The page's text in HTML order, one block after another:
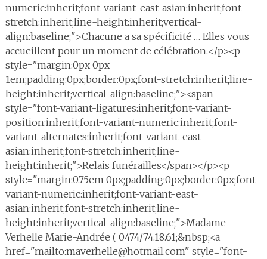
numeric:inherit;font-variant-east-asian:inherit;font-
stretch:inherit;line-height:inherit;vertical-
align:baseline;">Chacune a sa spécificité … Elles vous
accueillent pour un moment de célébration.</p><p
style="margin:0px 0px
1em;padding:0px;border:0px;font-stretch:inherit;line-
height:inherit;vertical-align:baseline;"><span
style="font-variant-ligatures:inherit;font-variant-
position:inherit;font-variant-numeric:inherit;font-
variant-alternates:inherit;font-variant-east-
asian:inherit;font-stretch:inherit;line-
height:inherit;">Relais funérailles</span></p><p
style="margin:0.75em 0px;padding:0px;border:0px;font-
variant-numeric:inherit;font-variant-east-
asian:inherit;font-stretch:inherit;line-
height:inherit;vertical-align:baseline;">Madame
Verhelle Marie-Andrée ( 0474/74.18.61;&nbsp;<a
href="mailto:maverhelle@hotmail.com" style="font-